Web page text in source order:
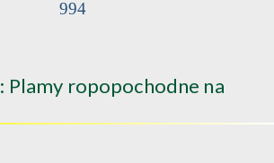
994
: Plamy ropopochodne na